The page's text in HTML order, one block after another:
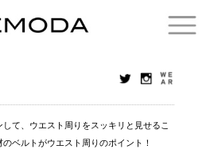
て、ウエスト周りをスッキリと見せるこ
ベルトがウエスト周りのポイント！